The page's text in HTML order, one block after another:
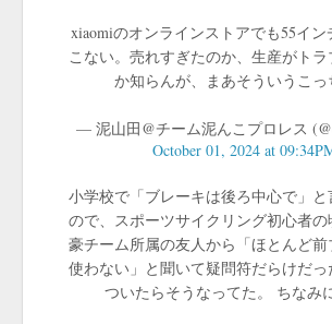
xiaomiのオンラインストアでも55イン
こない。売れすぎたのか、生産がト
か知らんが、まあそういうこっ
— 泥山田@チーム泥んこプロレス
October 01, 2024 at
小学校で「ブレーキは後ろ中心で」と
ので、スポーツサイクリング初心者
豪チーム所属の友人から「ほとんど
使わない」と聞いて疑問符だらけだ
ついたらそうなってた。 ちなみ